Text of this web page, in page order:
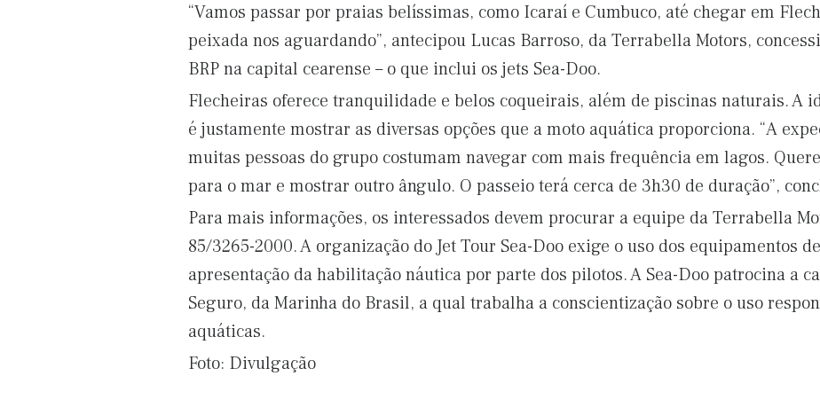
“Vamos passar por praias belíssimas, como Icaraí e Cumbuco, até chegar em
peixada nos aguardando”, antecipou Lucas Barroso, da Terrabella Motors,
BRP na capital cearense – o que inclui os jets Sea-Doo.
Flecheiras oferece tranquilidade e belos coqueirais, além de piscinas naturais. A
é justamente mostrar as diversas opções que a moto aquática proporciona. “A
muitas pessoas do grupo costumam navegar com mais frequência em lagos.
para o mar e mostrar outro ângulo. O passeio terá cerca de 3h30 de duração”,
Para mais informações, os interessados devem procurar a equipe da Terrabella
85/3265-2000. A organização do Jet Tour Sea-Doo exige o uso dos equipamentos
apresentação da habilitação náutica por parte dos pilotos. A Sea-Doo patrocina a
Seguro, da Marinha do Brasil, a qual trabalha a conscientização sobre o uso
aquáticas.
Foto: Divulgação